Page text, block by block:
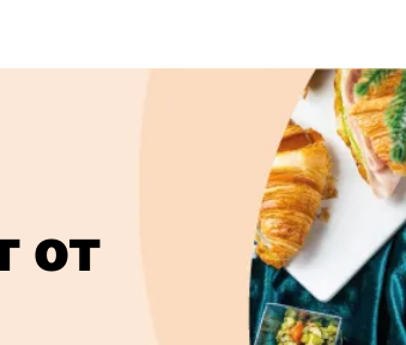
от